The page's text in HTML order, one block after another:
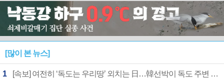
[많이 본 뉴스]
1 [속보] 여전히 ‘독도는 우리땅’ 외치는 日…韓선박이 독도 주변 해양조사 활동하자 반발